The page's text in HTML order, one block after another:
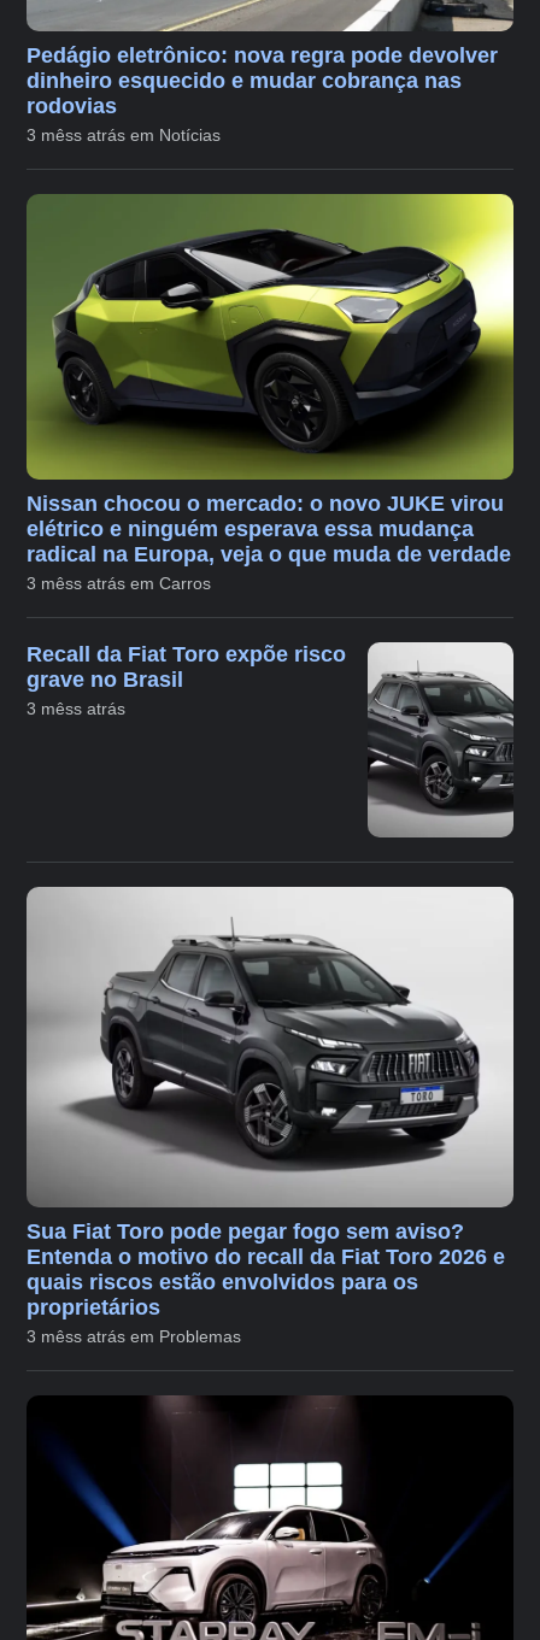
Pedágio eletrônico: nova regra pode devolver
dinheiro esquecido e mudar cobrança nas
rodovias
3 mêss atrás em Notícias
Nissan chocou o mercado: o novo JUKE virou
elétrico e ninguém esperava essa mudança
radical na Europa, veja o que muda de verdade
3 mêss atrás em Carros
Recall da Fiat Toro expõe risco
grave no Brasil
3 mêss atrás
Sua Fiat Toro pode pegar fogo sem aviso?
Entenda o motivo do recall da Fiat Toro 2026 e
quais riscos estão envolvidos para os
proprietários
3 mêss atrás em Problemas